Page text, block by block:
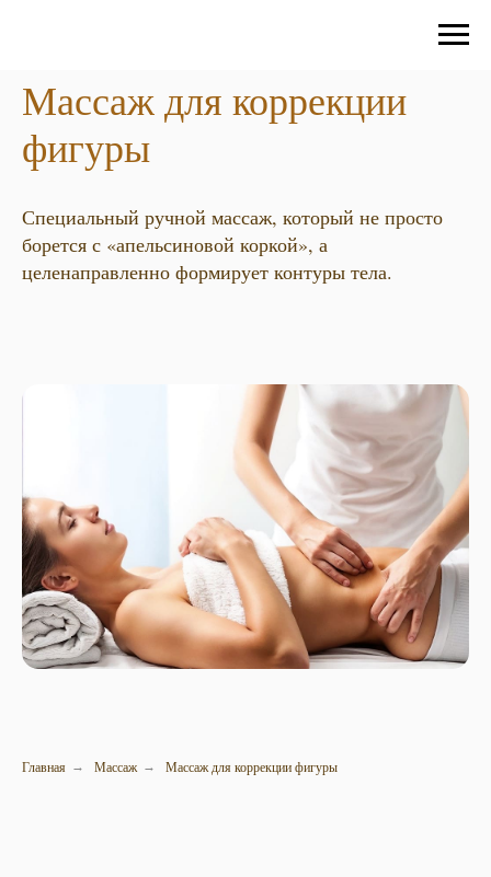
Массаж для коррекции
фигуры
Специальный ручной массаж, который не просто
борется с «апельсиновой коркой», а
целенаправленно формирует контуры тела.
Главная → Массаж → Массаж для коррекции фигуры